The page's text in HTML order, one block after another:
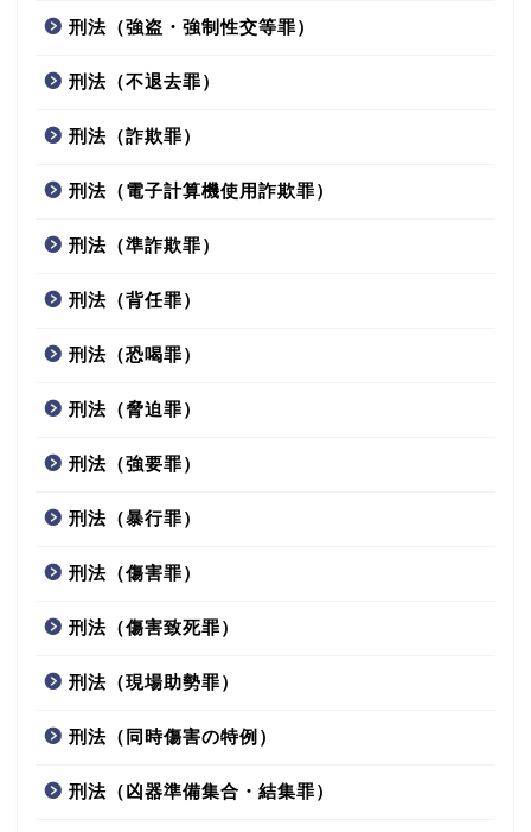
刑法（強盗・強制性交等罪）
刑法（不退去罪）
刑法（詐欺罪）
刑法（電子計算機使用詐欺罪）
刑法（準詐欺罪）
刑法（背任罪）
刑法（恐喝罪）
刑法（脅迫罪）
刑法（強要罪）
刑法（暴行罪）
刑法（傷害罪）
刑法（傷害致死罪）
刑法（現場助勢罪）
刑法（同時傷害の特例）
刑法（凶器準備集合・結集罪）